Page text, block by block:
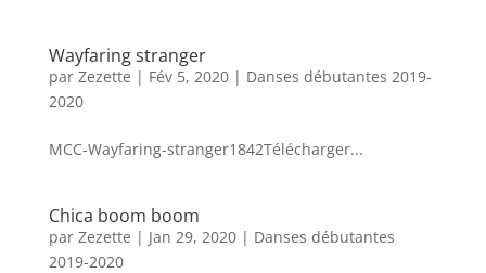
Wayfaring stranger
par Zezette | Fév 5, 2020| Danses débutantes 2019-
2020
MCC-Wayfaring-stranger1842Télécharger...
Chica boom boom
par Zezette | Jan 29, 2020| Danses débutantes
2019-2020